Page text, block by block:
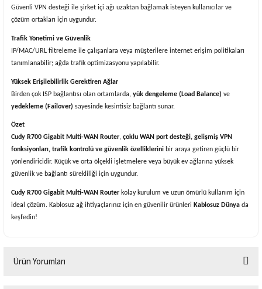
Güvenli VPN desteği ile şirket içi ağı uzaktan bağlamak isteyen kullanıcılar ve
çözüm ortakları için uygundur.
Trafik Yönetimi ve Güvenlik
IP/MAC/URL filtreleme ile çalışanlara veya müşterilere internet erişim politikaları
tanımlanabilir; ağda trafik optimizasyonu yapılabilir.
Yüksek Erişilebilirlik Gerektiren Ağlar
Birden çok ISP bağlantısı olan ortamlarda, yük dengeleme (Load Balance) ve
yedekleme (Failover) sayesinde kesintisiz bağlantı sunar.
Özet
Cudy R700 Gigabit Multi-WAN Router, çoklu WAN port desteği, gelişmiş VPN
fonksiyonları, trafik kontrolü ve güvenlik özelliklerini bir araya getiren güçlü bir
yönlendiricidir. Küçük ve orta ölçekli işletmelere veya büyük ev ağlarına yüksek
güvenlik ve bağlantı sürekliliği için uygundur.
Cudy R700 Gigabit Multi-WAN Router kolay kurulum ve uzun ömürlü kullanım için
ideal çözüm. Kablosuz ağ ihtiyaçlarınız için en güvenilir ürünleri Kablosuz Dünya da
keşfedin!
Ürün Yorumları